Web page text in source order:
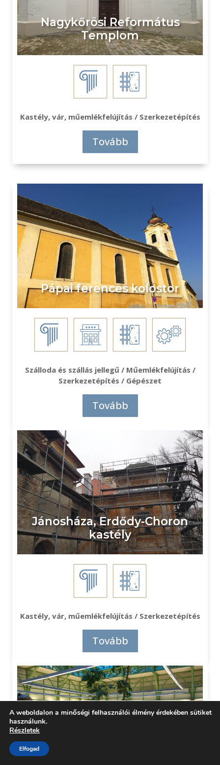
Nagykőrösi Református
Templom
Kastély, vár, műemlékfelújítás / Szerkezetépítés
Tovább
Pápai ferences kolostor
Szálloda és szállás jellegű / Műemlékfelújítás /
Szerkezetépítés / Gépészet
Tovább
Jánosháza, Erdődy-Choron
kastély
Kastély, vár, műemlékfelújítás / Szerkezetépítés
Tovább
A weboldalon a minőségi felhasználói élmény érdekében sütiket
használunk.
Részletek
Elfogad